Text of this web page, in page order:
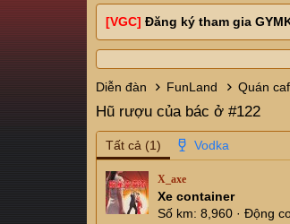
[VGC] Đăng ký tham gia
Diễn đàn FunLand Quán
Hũ rượu của bác ở #122
Tất cả (1)
X_axe
Xe container
Số km 8,960 Động